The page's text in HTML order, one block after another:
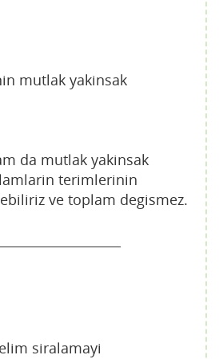
mutlak yakinsak
da mutlak yakinsak
terimlerinin
ve toplam degismez.
siralamayi